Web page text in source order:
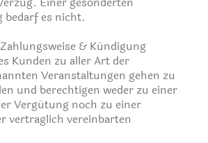
bedarf es nicht.
& Kündigung
Kunden zu aller Art der
Veranstaltungen gehen zu
und berechtigen weder zu einer
Vergütung noch zu einer
vertraglich vereinbarten